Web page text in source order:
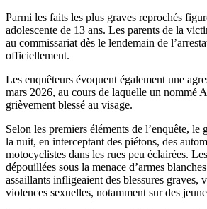
Parmi les faits les plus graves reprochés
adolescente de 13 ans. Les parents de la
au commissariat dès le lendemain de
officiellement.
Les enquêteurs évoquent également une
mars 2026, au cours de laquelle un nommé
grièvement blessé au visage.
Selon les premiers éléments de l’enquête, le
la nuit, en interceptant des piétons, des
motocyclistes dans les rues peu éclairées.
dépouillées sous la menace d’armes
assaillants infligeaient des blessures graves,
violences sexuelles, notamment sur des